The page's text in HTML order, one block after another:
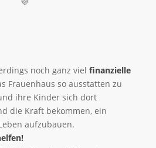
noch ganz viel finanzielle
Frauenhaus so ausstatten zu
ihre Kinder sich dort
die Kraft bekommen, ein
aufzubauen.